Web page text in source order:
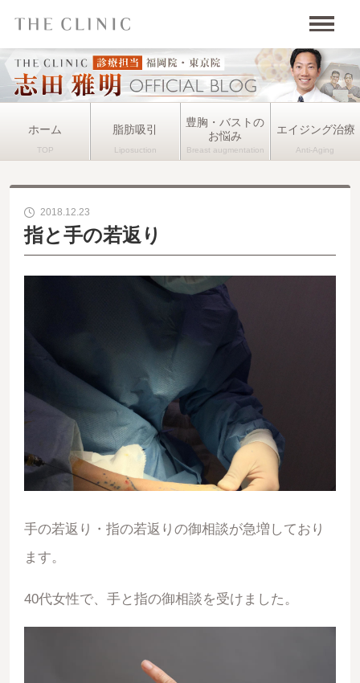
ホーム 脂肪吸引
豊胸・バストの
お悩み
エイジング治療
2018.12.23
指と手の若返り
手の若返り・指の若返りの御相談が急増しており
ます。
40代女性で、手と指の御相談を受けました。